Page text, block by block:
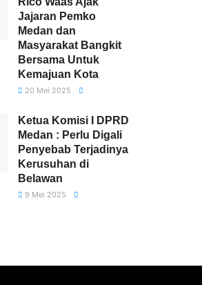
Jajaran Pemko
Medan dan
Masyarakat Bangkit
Bersama Untuk
Kemajuan Kota
20 Mei 2025
Ketua Komisi I DPRD
Medan : Perlu Digali
Penyebab Terjadinya
Kerusuhan di
Belawan
9 Mei 2025